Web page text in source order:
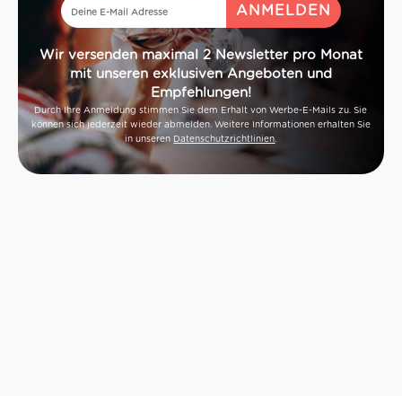
Wir versenden maximal 2 Newsletter pro Monat
mit unseren exklusiven Angeboten und
Empfehlungen!
Durch Ihre Anmeldung stimmen Sie dem Erhalt von Werbe-E-Mails zu. Sie
können sich jederzeit wieder abmelden. Weitere Informationen erhalten Sie
in unseren Datenschutzrichtlinien